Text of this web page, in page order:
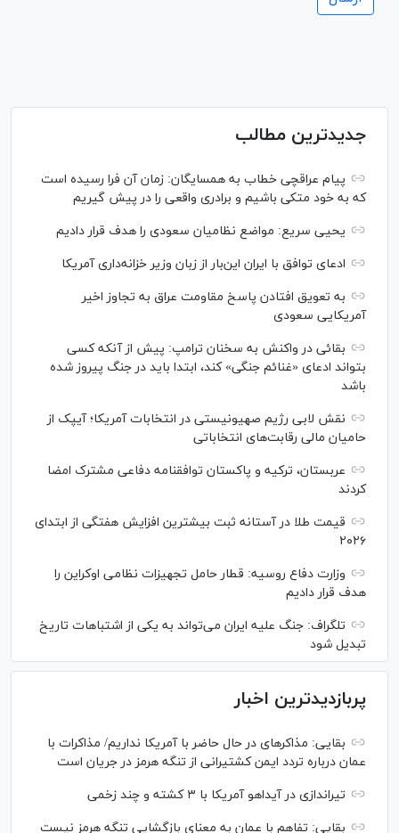
جدیدترین مطالب
پیام عراقچی خطاب به همسایگان: زمان آن فرا رسیده است
که به خود متکی باشیم و برادری واقعی را در پیش گیریم
یحیی سریع: مواضع نظامیان سعودی را هدف قرار دادیم
ادعای توافق با ایران این‌بار از زبان وزیر خزانه‌داری آمریکا
به تعویق افتادن پاسخ مقاومت عراق به تجاوز اخیر
آمریکایی سعودی
بقائی در واکنش به سخنان ترامپ: پیش از آنکه کسی
بتواند ادعای «غنائم جنگی» کند، ابتدا باید در جنگ پیروز شده
باشد
نقش لابی رژیم صهیونیستی در انتخابات آمریکا؛ آیپک از
حامیان مالی رقابت‌های انتخاباتی
عربستان، ترکیه و پاکستان توافقنامه دفاعی مشترک امضا
کردند
قیمت طلا در آستانه ثبت بیشترین افزایش هفتگی از ابتدای
۲۰۲۶
وزارت دفاع روسیه: قطار حامل تجهیزات نظامی اوکراین را
هدف قرار دادیم
تلگراف: جنگ علیه ایران می‌تواند به یکی از اشتباهات تاریخ
تبدیل شود
پربازدیدترین اخبار
بقایی: مذاکره‎ای در حال حاضر با آمریکا نداریم/ مذاکرات با
عمان درباره تردد ایمن کشتیرانی از تنگه هرمز در جریان است
تیراندازی در آیداهو آمریکا با ۳ کشته و چند زخمی
بقایی: تفاهم با عمان به معنای بازگشایی تنگه هرمز نیست